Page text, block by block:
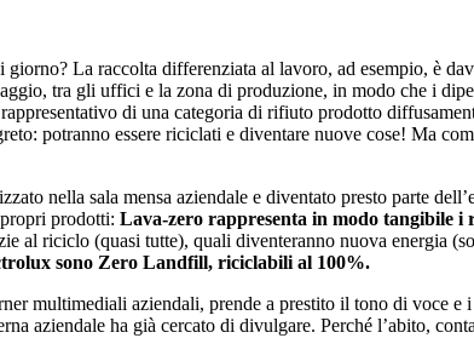
La raccolta differenziata al lavoro, ad esempio, è
tra gli uffici e la zona di produzione, in modo che i
di una categoria di rifiuto prodotto
potranno essere riciclati e diventare nuove cose! Ma
nella sala mensa aziendale e diventato presto parte
prodotti: Lava-zero rappresenta in modo tangibile i
al riciclo (quasi tutte), quali diventeranno nuova energia
sono Zero Landfill, riciclabili al 100%.
multimediali aziendali, prende a prestito il tono di voce
aziendale ha già cercato di divulgare. Perché l’abito,